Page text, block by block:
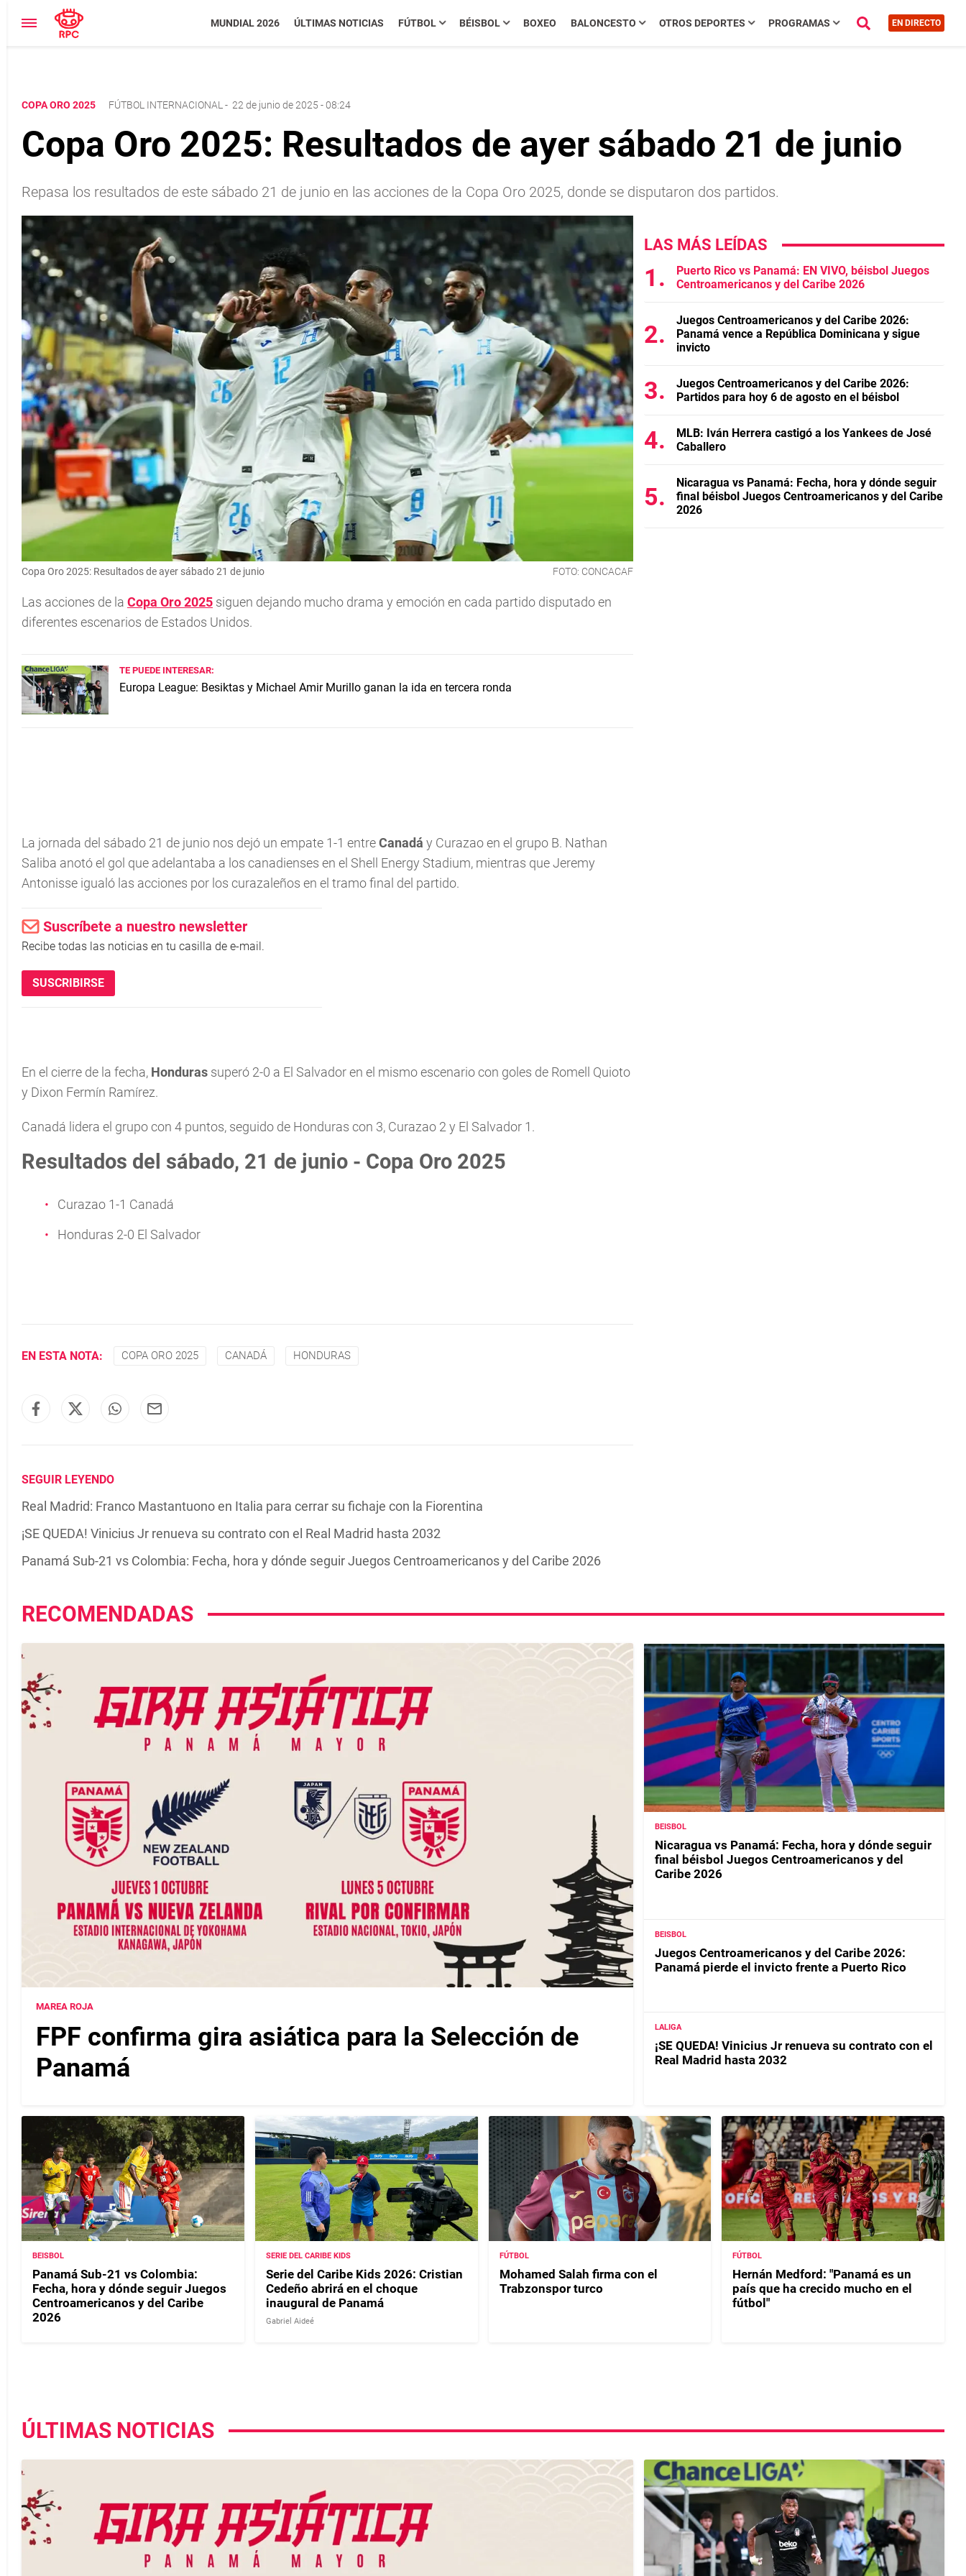
MUNDIAL 2026 ÚLTIMAS NOTICIAS FÚTBOL BÉISBOL BOXEO BALONCESTO OTROS DEPORTES PROGRAMAS EN DIRECTO
COPA ORO 2025 FÚTBOL INTERNACIONAL - 22 de junio de 2025 - 08:24
Copa Oro 2025: Resultados de ayer sábado 21 de junio
Repasa los resultados de este sábado 21 de junio en las acciones de la Copa Oro 2025, donde se disputaron dos partidos.
Copa Oro 2025: Resultados de ayer sábado 21 de junio FOTO: CONCACAF
Las acciones de la Copa Oro 2025 siguen dejando mucho drama y emoción en cada partido disputado en
diferentes escenarios de Estados Unidos.
TE PUEDE INTERESAR:
Europa League: Besiktas y Michael Amir Murillo ganan la ida en tercera ronda
La jornada del sábado 21 de junio nos dejó un empate 1-1 entreCanadá y Curazao en el grupo B. Nathan
Saliba anotó el gol que adelantaba a los canadienses en el Shell Energy Stadium, mientras que Jeremy
Antonisse igualó las acciones por los curazaleños en el tramo final del partido.
Suscríbete a nuestro newsletter
Recibe todas las noticias en tu casilla de e-mail.
SUSCRIBIRSE
En el cierre de la fecha, Honduras superó 2-0 a El Salvador en el mismo escenario con goles de Romell Quioto
y Dixon Fermín Ramírez.
Canadá lidera el grupo con 4 puntos, seguido de Honduras con 3, Curazao 2 y El Salvador 1.
Resultados del sábado, 21 de junio - Copa Oro 2025
Curazao 1-1 Canadá
Honduras 2-0 El Salvador
EN ESTA NOTA: COPA ORO 2025 CANADÁ HONDURAS
SEGUIR LEYENDO
Real Madrid: Franco Mastantuono en Italia para cerrar su fichaje con la Fiorentina
¡SE QUEDA! Vinicius Jr renueva su contrato con el Real Madrid hasta 2032
Panamá Sub-21 vs Colombia: Fecha, hora y dónde seguir Juegos Centroamericanos y del Caribe 2026
LAS MÁS LEÍDAS
Puerto Rico vs Panamá: EN VIVO, béisbol Juegos
Centroamericanos y del Caribe 2026
Juegos Centroamericanos y del Caribe 2026:
Panamá vence a República Dominicana y sigue
invicto
Juegos Centroamericanos y del Caribe 2026:
Partidos para hoy 6 de agosto en el béisbol
MLB: Iván Herrera castigó a los Yankees de José
Caballero
Nicaragua vs Panamá: Fecha, hora y dónde seguir
final béisbol Juegos Centroamericanos y del Caribe
2026
RECOMENDADAS
MAREA ROJA
FPF confirma gira asiática para la Selección de
Panamá
BEISBOL
Nicaragua vs Panamá: Fecha, hora y dónde seguir
final béisbol Juegos Centroamericanos y del
Caribe 2026
BEISBOL
Juegos Centroamericanos y del Caribe 2026:
Panamá pierde el invicto frente a Puerto Rico
LALIGA
¡SE QUEDA! Vinicius Jr renueva su contrato con el
Real Madrid hasta 2032
BEISBOL
Panamá Sub-21 vs Colombia:
Fecha, hora y dónde seguir Juegos
Centroamericanos y del Caribe
2026
SERIE DEL CARIBE KIDS
Serie del Caribe Kids 2026: Cristian
Cedeño abrirá en el choque
inaugural de Panamá
Gabriel Aideé
FÚTBOL
Mohamed Salah firma con el
Trabzonspor turco
FÚTBOL
Hernán Medford: "Panamá es un
país que ha crecido mucho en el
fútbol"
ÚLTIMAS NOTICIAS